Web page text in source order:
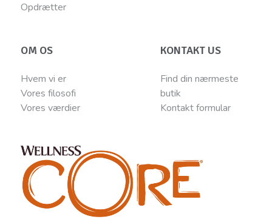
Opdrætter
OM OS
Hvem vi er
Vores filosofi
Vores værdier
KONTAKT US
Find din nærmeste
butik
Kontaktformular